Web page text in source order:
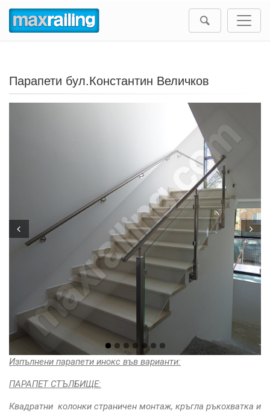
Парапети бул.Константин Величков
Prev Next
Изпълнени парапети инокс във варианти:
ПАРАПЕТ СТЪЛБИЩЕ:
Квадратни колонки страничен монтаж, кръгла ръкохватка и